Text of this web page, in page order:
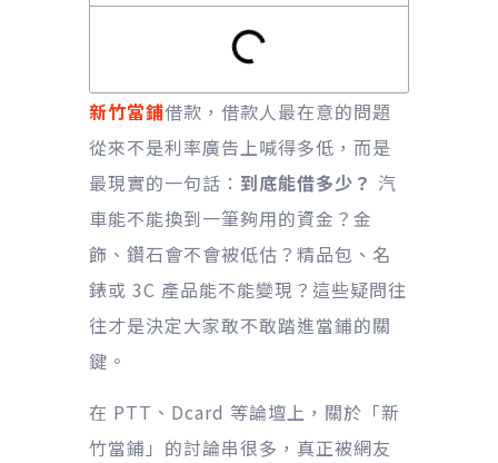
新竹當鋪借款，借款人最在意的問題
從來不是利率廣告上喊得多低，而是
最現實的一句話： 到底能借多少？ 汽
車能不能換到一筆夠用的資金？金
飾、鑽石會不會被低估？精品包、名
錶或 3C 產品能不能變現？這些疑問往
往才是決定大家敢不敢踏進當鋪的關
鍵。
在 PTT、Dcard 等論壇上，關於「新
竹當鋪」的討論串很多，真正被網友